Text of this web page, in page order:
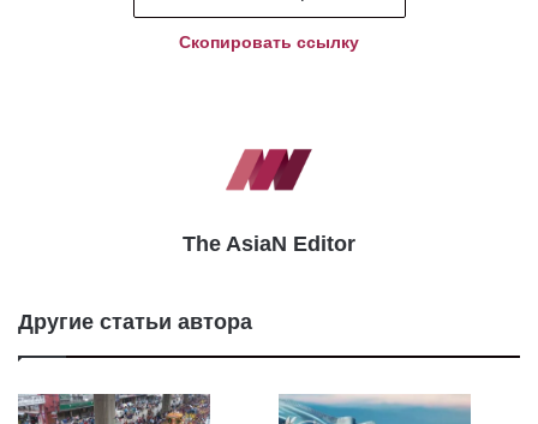
Скопировать ссылку
The AsiaN Editor
Другие статьи автора